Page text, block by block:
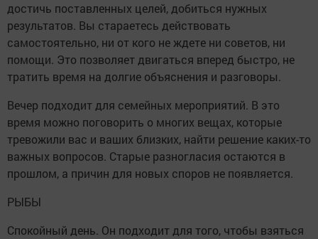
достичь поставленных целей, добиться нужных
результатов. Вы стараетесь действовать
самостоятельно, ни от кого не ждете ни советов, ни
помощи. Это позволяет двигаться вперед быстро, не
тратить время на долгие объяснения и разговоры.
Вечер подходит для семейных мероприятий. В это
время можно поговорить о многих вещах, которые
тревожили вас и ваших близких, найти решение каких-то
важных вопросов. Старые разногласия остаются в
прошлом, а причин для новых споров не появляется.
РЫБЫ
Спокойный день. Он подходит для того, чтобы взяться